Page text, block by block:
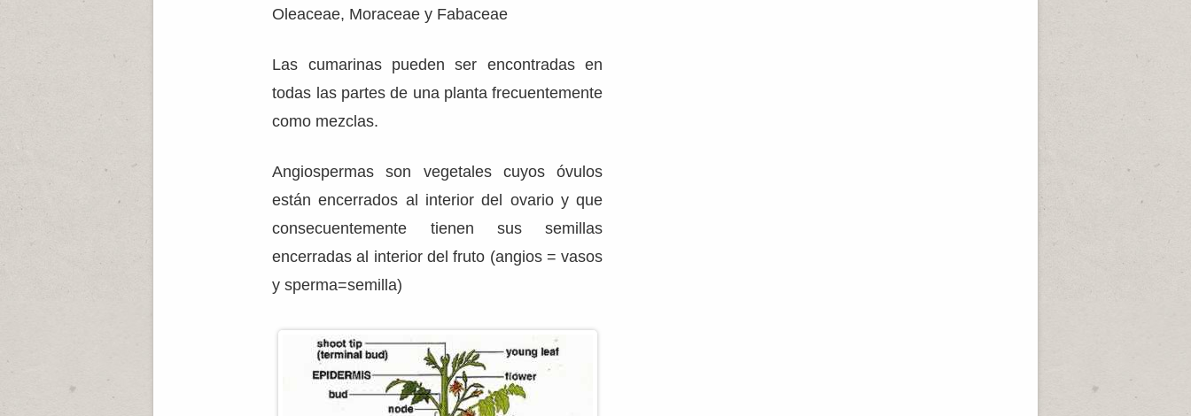
Oleaceae, Moraceae y Fabaceae
Las cumarinas pueden ser encontradas en
todas las partes de una planta frecuentemente
como mezclas.
Angiospermas son vegetales cuyos óvulos
están encerrados al interior del ovario y que
consecuentemente tienen sus semillas
encerradas al interior del fruto (angios = vasos
y sperma=semilla)